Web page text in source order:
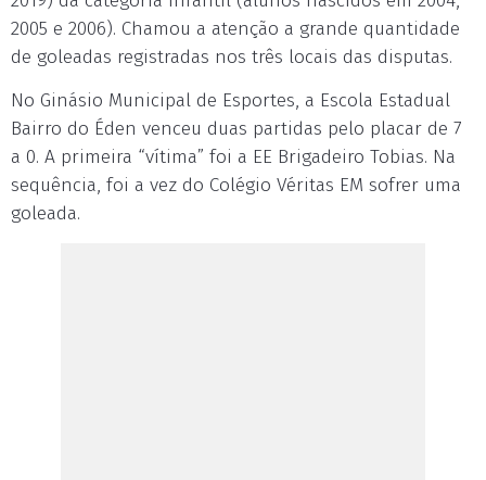
2005 e 2006). Chamou a atenção a grande quantidade
de goleadas registradas nos três locais das disputas.
No Ginásio Municipal de Esportes, a Escola Estadual
Bairro do Éden venceu duas partidas pelo placar de 7
a 0. A primeira “vítima” foi a EE Brigadeiro Tobias. Na
sequência, foi a vez do Colégio Véritas EM sofrer uma
goleada.